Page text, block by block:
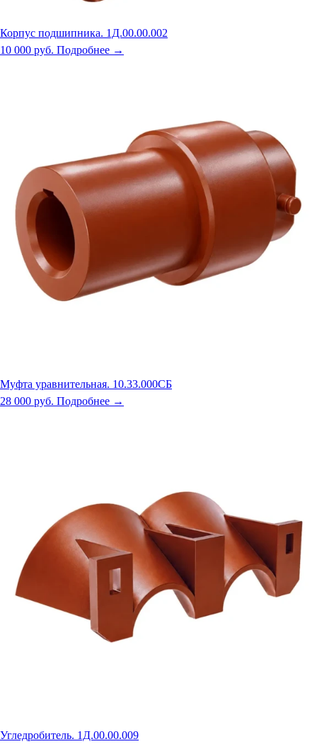
Корпус подшипника. 1Д.00.00.002
10 000 руб. Подробнее →
Муфта уравнительная. 10.33.000СБ
28 000 руб. Подробнее →
Угледробитель. 1Д.00.00.009